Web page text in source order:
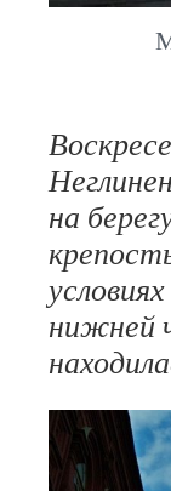
на
нижней